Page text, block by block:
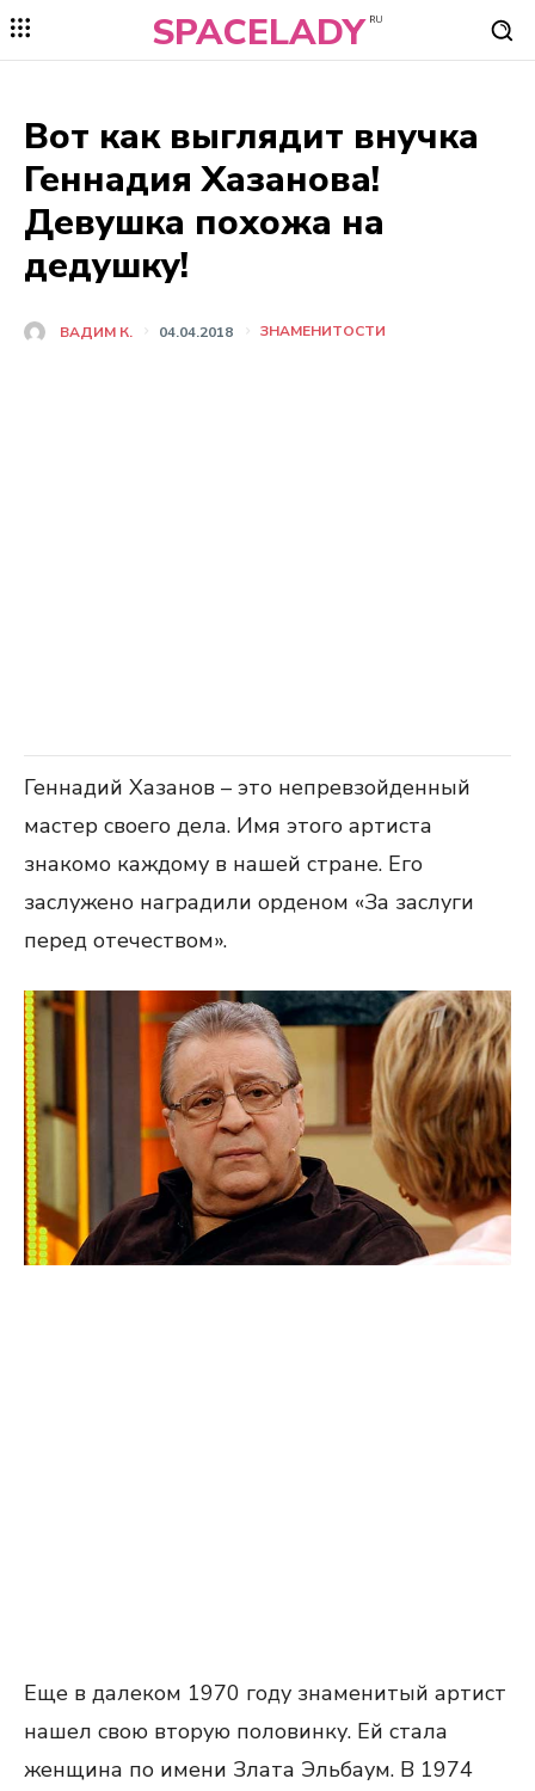
SPACELADY RU
Вот как выглядит внучка
Геннадия Хазанова!
Девушка похожа на
дедушку!
ВАДИМ К. 04.04.2018 ЗНАМЕНИТОСТИ
Геннадий Хазанов – это непревзойденный
мастер своего дела. Имя этого артиста
знакомо каждому в нашей стране. Его
заслужено наградили орденом «За заслуги
перед отечеством».
Еще в далеком 1970 году знаменитый артист
нашел свою вторую половинку. Ей стала
женщина по имени Злата Эльбаум. В 1974